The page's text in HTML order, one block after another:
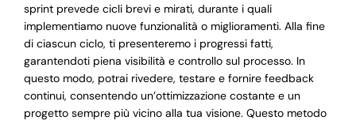
sprint prevede cicli brevi e mirati, durante i quali
implementiamo nuove funzionalità o miglioramenti. Alla fine
di ciascun ciclo, ti presenteremo i progressi fatti,
garantendoti piena visibilità e controllo sul processo. In
questo modo, potrai rivedere, testare e fornire feedback
continui, consentendo un’ottimizzazione costante e un
progetto sempre più vicino alla tua visione. Questo metodo